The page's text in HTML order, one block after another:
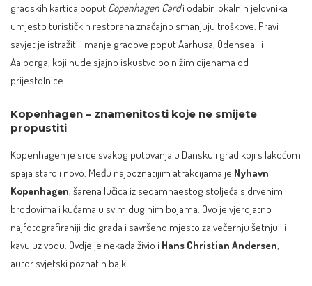
gradskih kartica poput Copenhagen Cardi odabir lokalnih jelovnika
umjesto turističkih restorana značajno smanjuju troškove. Pravi
savjet je istražiti i manje gradove poput Aarhusa, Odensea ili
Aalborga, koji nude sjajno iskustvo po nižim cijenama od
prijestolnice.
Kopenhagen – znamenitosti koje ne smijete
propustiti
Kopenhagen je srce svakog putovanja u Dansku i grad koji s lakoćom
spaja staro i novo. Među najpoznatijim atrakcijama je Nyhavn
Kopenhagen, šarena lučica iz sedamnaestog stoljeća s drvenim
brodovima i kućama u svim duginim bojama. Ovo je vjerojatno
najfotografiraniji dio grada i savršeno mjesto za večernju šetnju ili
kavu uz vodu. Ovdje je nekada živio i Hans Christian Andersen,
autor svjetski poznatih bajki.